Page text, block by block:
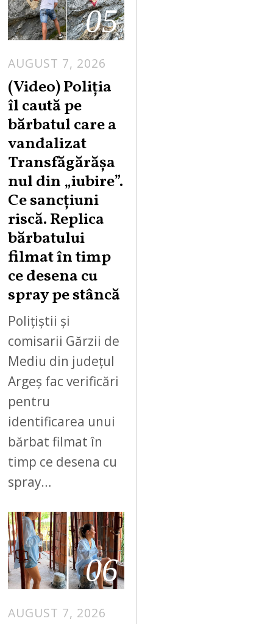
05
AUGUST 7, 2026
U
G
S
7
,
(Video) Poliția
îl caută pe
bărbatul care a
vandalizat
Transfăgărășa
nul din „iubire”.
Ce sancțiuni
riscă. Replica
bărbatului
filmat în timp
ce desena cu
spray pe stâncă
Polițiștii și
comisarii Gărzii de
Mediu din județul
Argeș fac verificări
pentru
identificarea unui
bărbat filmat în
timp ce desena cu
spray…
06
AUGUST 7, 2026